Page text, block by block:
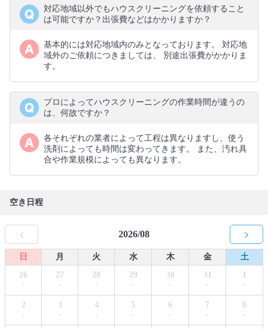
対応地域以外でもハウスクリーニングを依頼すること
は可能ですか？出張費などはかかりますか？
基本的には対応地域内のみとなっております。 対応地
域外のご依頼につきましては、 別途出張費がかかりま
す。
プロによってハウスクリーニングの作業時間が違うの
は、何故ですか？
各それぞれの業者によって工程は異なりますし、使う
洗剤によっても時間は変わってきます。 また、汚れ具
合や作業規模によっても異なります。
空き日程
2026/08
日 月 火 水 木 金
土
26
-
27
-
28
-
29
-
30
-
31
-
1
-
2
-
3
-
4
-
5
-
6
-
7
-
8
-